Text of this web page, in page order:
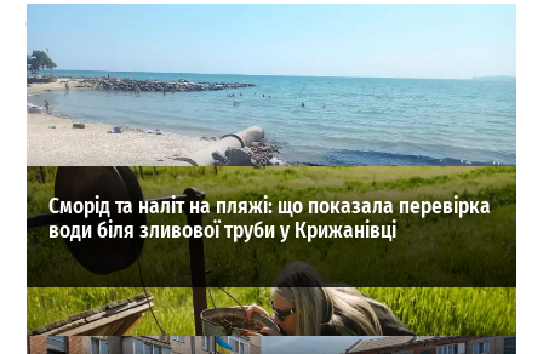
0
04-08-2026 в 17:19
ВИБІР РЕДАКЦІЇ
Сморід та наліт на пляжі: що показала перевірка
води біля зливової труби у Крижанівці